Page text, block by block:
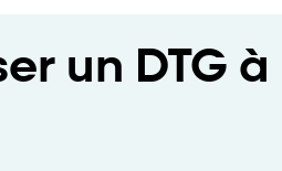
un DTG à